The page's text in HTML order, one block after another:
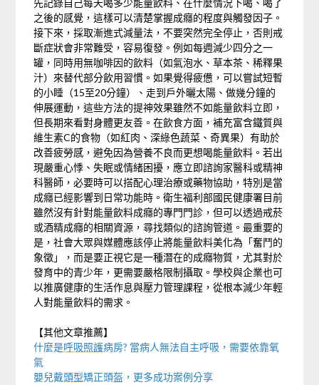
先記錄自己每天喝多少能量飲料、在什麼情況下喝、喝了
之後的感覺，這樣可以清楚掌握成癮的程度與觸發因子。
接下來，採取漸進式減量法，不要突然完全停止，否則戒
斷症狀會非常難受，容易復發。例如每週減少四分之一
罐，同時用無咖啡因的飲料（如氣泡水、草本茶、稀釋果
汁）來替代部分飲用習慣。如果覺得疲憊，可以嘗試短暫
的小睡（15至20分鐘）、走到戶外曬太陽、做幾分鐘的
伸展運動，這些方法的提神效果雖然不如能量飲料立即，
但長期來看對身體更友善。在飲食方面，補充富含鐵質與
維生素C的食物（如紅肉、深綠色蔬菜、奇異果）有助於
改善疲勞感，避免因為營養不良而更想喝能量飲料。若出
現嚴重心悸、失眠或情緒困擾，應立即諮詢家醫科或精神
科醫師，必要時可以搭配心理治療或藥物協助，特別是當
成癮已經影響到日常功能時。衛生福利部國民健康署目前
雖然沒有針對能量飲料成癮的專門門診，但可以透過戒菸
或酒精成癮的相關資源，尋找類似的諮詢管道。最重要的
是，社會大眾與媒體應該停止將能量飲料美化為「奮鬥的
象徵」，而是要正視它是一種潛在的成癮物質，尤其對於
發育中的青少年，更需要嚴格限制攝取。學校與企業也可
以推廣健康的生活作息與壓力管理課程，從根本減少年輕
人對能量飲料的需求。
【其他文章推薦】
什麼是呼吸照護病房? 當病人無法自主呼吸，需要依靠氧
氣
嬰兒戴頭型矯正頭盔，更多成功案例分享